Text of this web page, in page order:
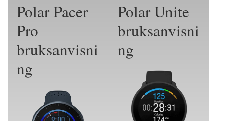
Polar Pacer
Pro
bruksanvisni
ng
Polar Unite
bruksanvisni
ng